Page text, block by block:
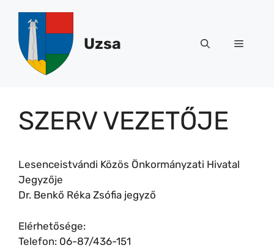
tartalomba
Uzsa Menü
SZERV VEZETŐJE
Lesenceistvándi Közös Önkormányzati Hivatal
Jegyzője
Dr. Benkő Réka Zsófia jegyző
Elérhetősége:
Telefon: 06-87/436-151